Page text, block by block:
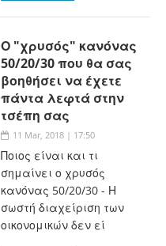
Ο "χρυσός" κανόνας
50/20/30 που θα σας
βοηθήσει να έχετε
πάντα λεφτά στην
τσέπη σας
11 Mar, 2018 | 17:50
Ποιος είναι και τι
σημαίνει ο χρυσός
κανόνας 50/20/30 - Η
σωστή διαχείριση των
οικονομικών δεν εί